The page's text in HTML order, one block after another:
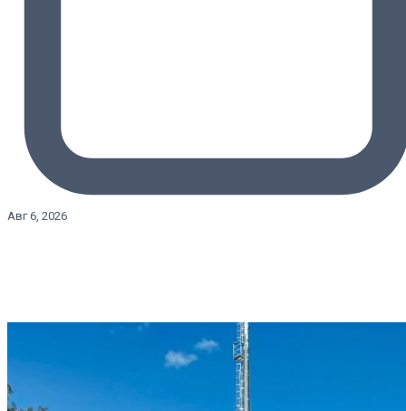
Авг 6, 2026